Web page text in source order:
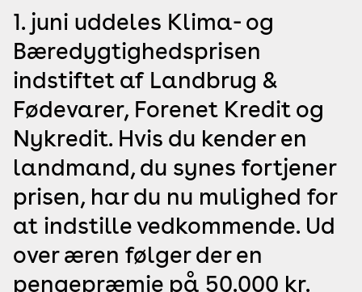
1. juni uddeles Klima- og
Bæredygtighedsprisen
indstiftet af Landbrug &
Fødevarer, Forenet Kredit og
Nykredit. Hvis du kender en
landmand, du synes fortjener
prisen, har du nu mulighed for
at indstille vedkommende. Ud
over æren følger der en
pengepræmie på 50.000 kr.